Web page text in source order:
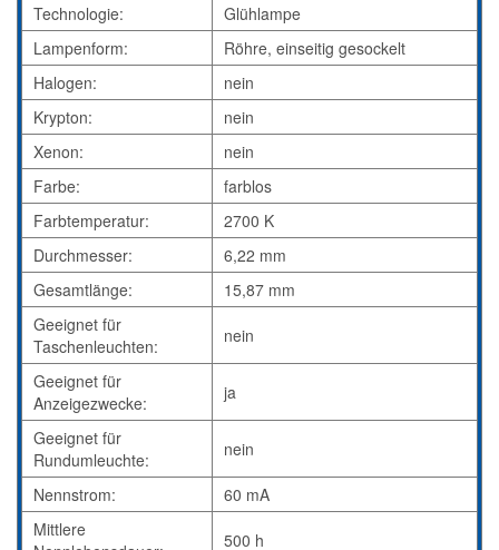
Technologie:
Glühlampe
Lampenform:
Röhre, einseitig gesockelt
Halogen:
nein
Krypton:
nein
Xenon:
nein
Farbe:
farblos
Farbtemperatur:
2700 K
Durchmesser:
6,22 mm
Gesamtlänge:
15,87 mm
Geeignet für
Taschenleuchten:
nein
Geeignet für
Anzeigezwecke:
ja
Geeignet für
Rundumleuchte:
nein
Nennstrom:
60 mA
Mittlere
500 h